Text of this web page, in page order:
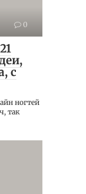
0
с
ногтей
так